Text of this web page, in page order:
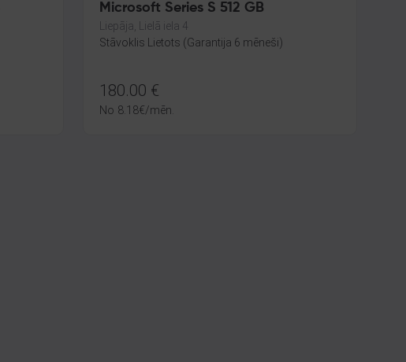
Microsoft Series S 512 GB
Liepāja, Lielā iela 4
Stāvoklis Lietots (Garantija 6 mēneši)
180.00 €
No 8.18€/mēn.